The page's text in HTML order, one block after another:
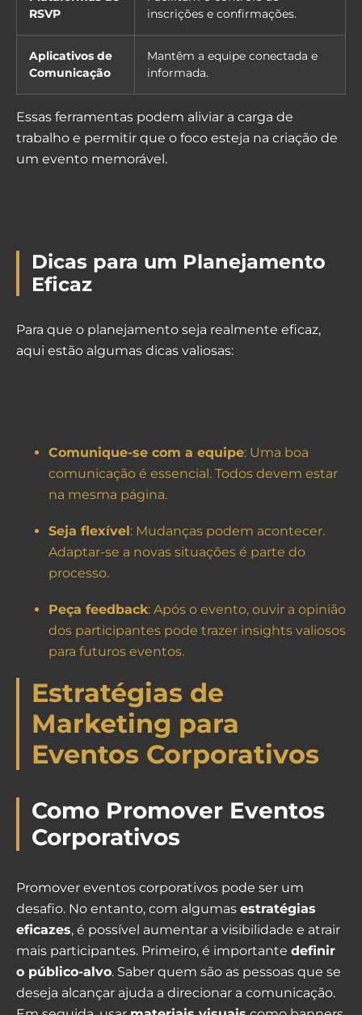
RSVP
inscrições e confirmações.
Aplicativos de
Comunicação
Mantêm a equipe conectada e
informada.
Essas ferramentas podem aliviar a carga de
trabalho e permitir que o foco esteja na criação de
um evento memorável.
Dicas para um Planejamento
Eficaz
Para que o planejamento seja realmente eficaz,
aqui estão algumas dicas valiosas:
Comunique-se com a equipe: Uma boa
comunicação é essencial. Todos devem estar
na mesma página.
Seja flexível : Mudanças podem acontecer.
Adaptar-se a novas situações é parte do
processo.
Peça feedback: Após o evento, ouvir a opinião
dos participantes pode trazer insights valiosos
para futuros eventos.
Estratégias de
Marketing para
Eventos Corporativos
Como Promover Eventos
Corporativos
Promover eventos corporativos pode ser um
desafio. No entanto, com algumas estratégias
eficazes, é possível aumentar a visibilidade e atrair
mais participantes. Primeiro, é importante definir
o público-alvo. Saber quem são as pessoas que se
deseja alcançar ajuda a direcionar a comunicação.